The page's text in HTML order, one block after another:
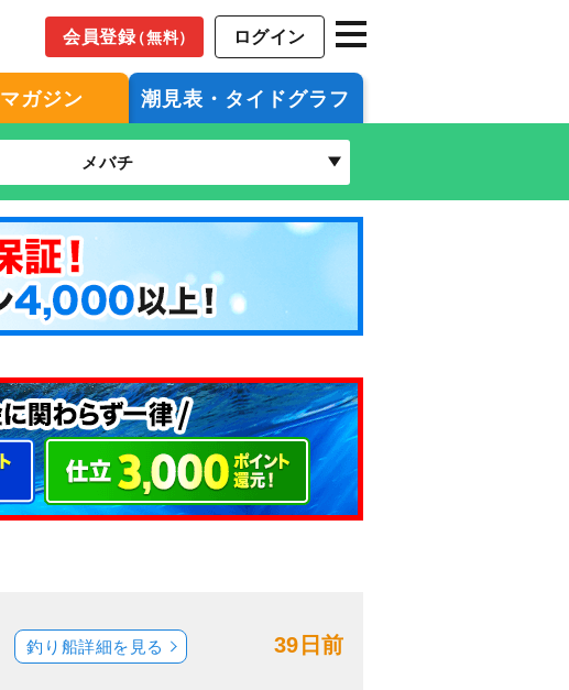
会員登録（無料） ログイン
マガジン 潮見表・タイドグラフ
メバチ
39日前
釣り船詳細を見る